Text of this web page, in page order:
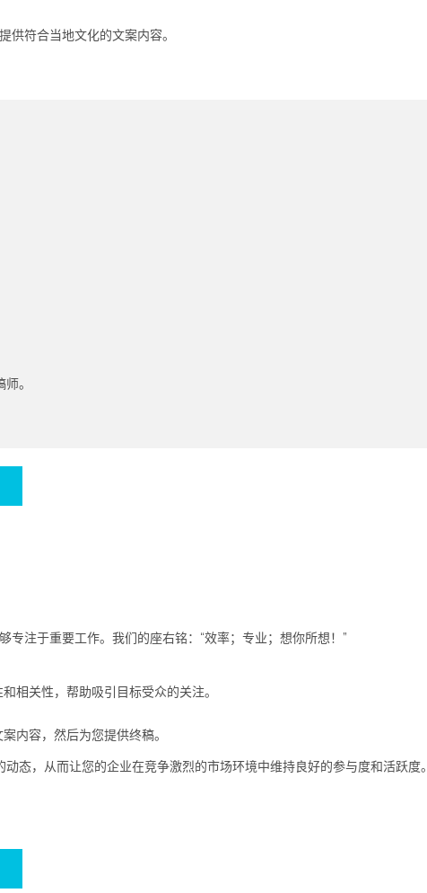
供符合当地文化的文案内容。
。
注于重要工作。我们的座右铭：“效率；专业；想你所想！”
相关性，帮助吸引目标受众的关注。
内容，然后为您提供终稿。
态，从而让您的企业在竞争激烈的市场环境中维持良好的参与度和活跃度。